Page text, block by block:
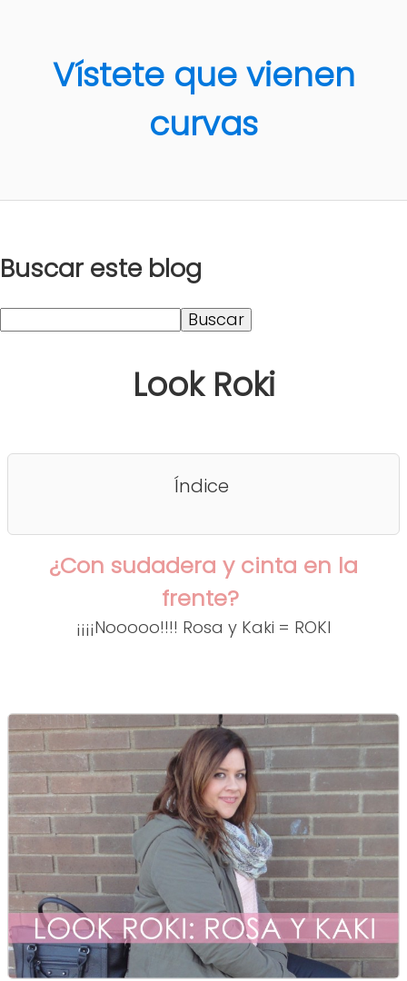
Vístete que vienen
curvas
Buscar este blog
Look Roki
Índice
¿Con sudadera y cinta en la
frente?
¡¡¡¡Nooooo!!!! Rosa y Kaki = ROKI